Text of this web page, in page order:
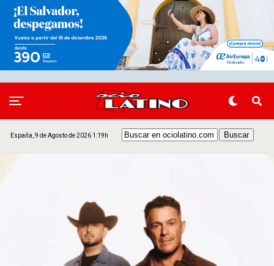
España, 9 de Agosto de 2026 1:19h